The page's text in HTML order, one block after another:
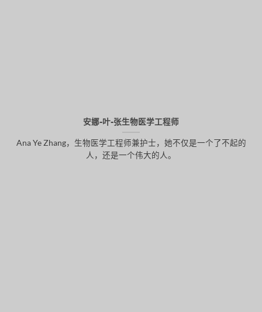
安娜-叶-张生物医学工程师
Ana Ye Zhang，生物医学工程师兼护士，她不仅是一个了不起的
人，还是一个伟大的人。